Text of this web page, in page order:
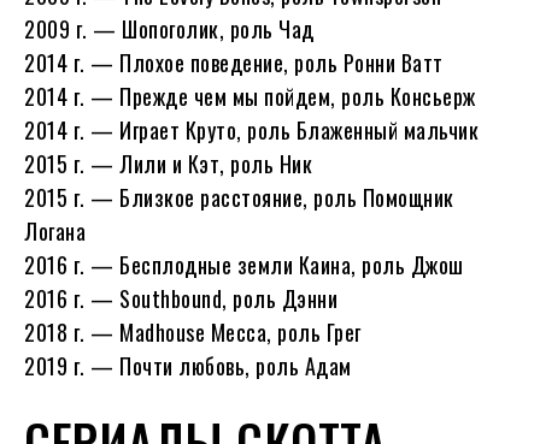
2009 г. — Шопоголик, роль Чад
2014 г. — Плохое поведение, роль Ронни Ватт
2014 г. — Прежде чем мы пойдем, роль Консьерж
2014 г. — Играет Круто, роль Блаженный мальчик
2015 г. — Лили и Кэт, роль Ник
2015 г. — Близкое расстояние, роль Помощник
Логана
2016 г. — Бесплодные земли Каина, роль Джош
2016 г. — Southbound, роль Дэнни
2018 г. — Madhouse Mecca, роль Грег
2019 г. — Почти любовь, роль Адам